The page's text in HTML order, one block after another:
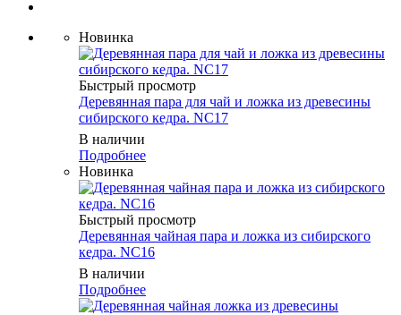
Новинка
Быстрый просмотр
Деревянная пара для чай и ложка из древесины
сибирского кедра. NC17
В наличии
Подробнее
Новинка
Быстрый просмотр
Деревянная чайная пара и ложка из сибирского
кедра. NC16
В наличии
Подробнее